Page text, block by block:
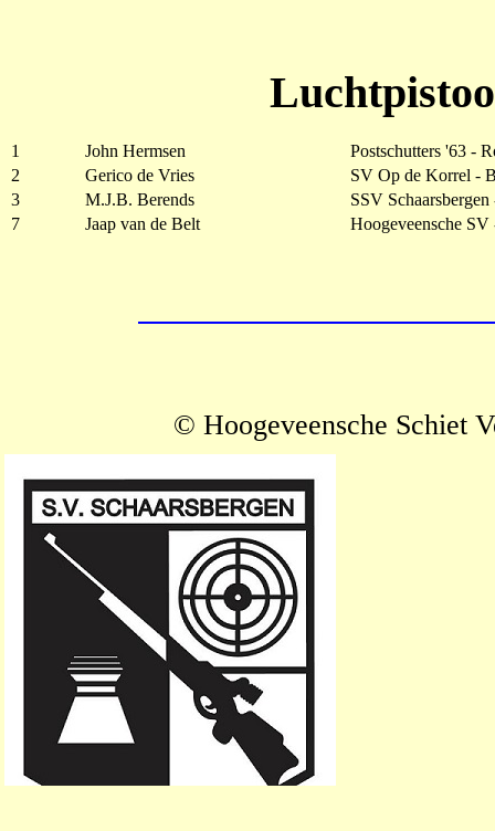
1 John Hermsen
Postschutters '63 -
2
Gerico de Vries
SV Op de Korrel -
3
M.J.B. Berends
SSV Schaarsbergen
7
Jaap van de Belt Hoogeveensche SV
© Hoogeveensche Schiet